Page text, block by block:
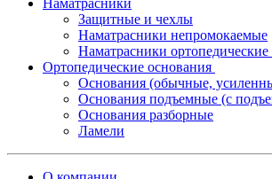
Защитные и чехлы
Наматрасники непромокаемые
Наматрасники
Ортопедические основания
Основания (обычные,
Основания подъемные (с
Основания разборные
Ламели